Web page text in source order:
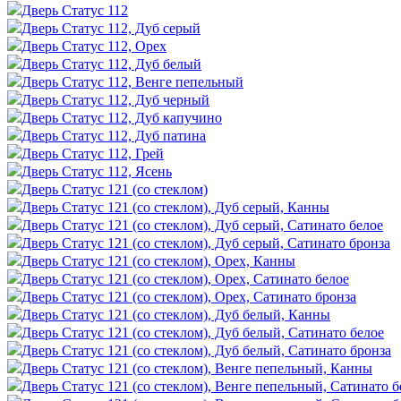
Дверь Статус 112
Дверь Статус 112, Дуб серый
Дверь Статус 112, Орех
Дверь Статус 112, Дуб белый
Дверь Статус 112, Венге пепельный
Дверь Статус 112, Дуб черный
Дверь Статус 112, Дуб капучино
Дверь Статус 112, Дуб патина
Дверь Статус 112, Грей
Дверь Статус 112, Ясень
Дверь Статус 121 (со стеклом)
Дверь Статус 121 (со стеклом), Дуб серый, Канны
Дверь Статус 121 (со стеклом), Дуб серый, Сатинато белое
Дверь Статус 121 (со стеклом), Дуб серый, Сатинато бронза
Дверь Статус 121 (со стеклом), Орех, Канны
Дверь Статус 121 (со стеклом), Орех, Сатинато белое
Дверь Статус 121 (со стеклом), Орех, Сатинато бронза
Дверь Статус 121 (со стеклом), Дуб белый, Канны
Дверь Статус 121 (со стеклом), Дуб белый, Сатинато белое
Дверь Статус 121 (со стеклом), Дуб белый, Сатинато бронза
Дверь Статус 121 (со стеклом), Венге пепельный, Канны
Дверь Статус 121 (со стеклом), Венге пепельный, Сатинато